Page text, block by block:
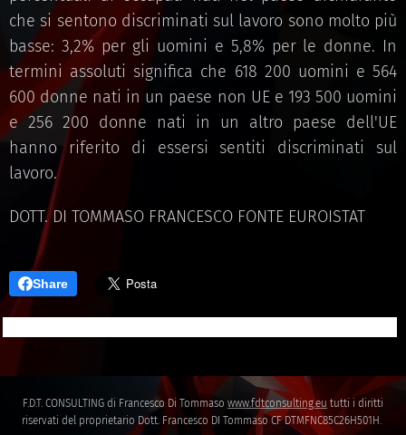
che si sentono discriminati sul lavoro sono molto più
basse: 3,2% per gli uomini e 5,8% per le donne. In
termini assoluti significa che 618 200 uomini e 564
600 donne nati in un paese non UE e 193 500 uomini
e 256 200 donne nati in un altro paese dell'UE
hanno riferito di essersi sentiti discriminati sul
lavoro.
DOTT. DI TOMMASO FRANCESCO FONTE EUROISTAT
Share
F.D.T. CONSULTING di Francesco Di Tommaso www.fdtconsulting.eu tutti i diritti
riservati del proprietario Dott. Francesco DI Tommaso CF DTMFNC85C26H501H.